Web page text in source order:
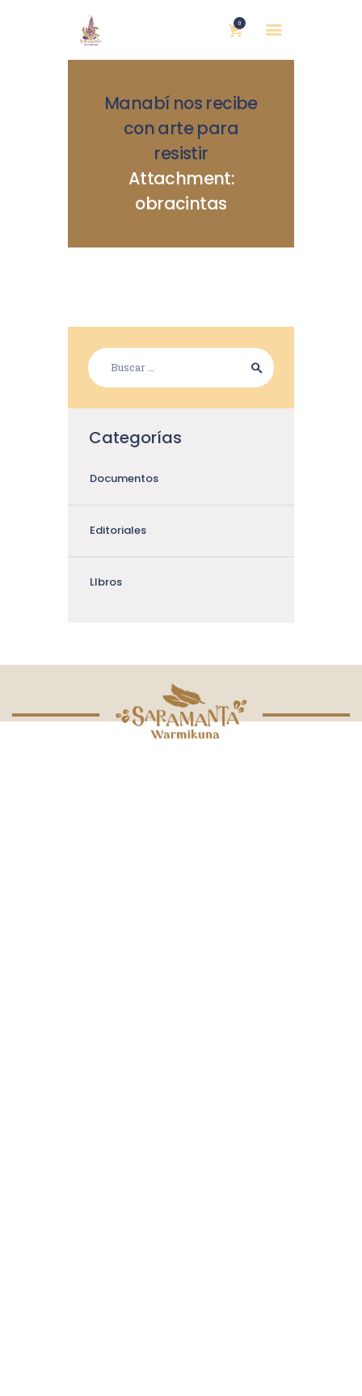
0
Manabí nos recibe
con arte para
resistir
Attachment:
obracintas
NOSOTRAS
CONTACTOS
Categorías
Documentos
Editoriales
LIbros